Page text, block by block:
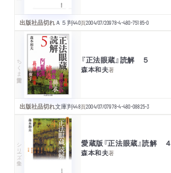
出版社品切れＡ５判440頁2004/07/20978-4-480-75185-0
ちくま学芸文庫 『正法眼蔵』読解 ５
森本和夫著
出版社品切れ文庫判448頁2004/07/07978-4-480-08825-3
シリーズ・全集 愛蔵版『正法眼蔵』読解 ４
森本和夫著